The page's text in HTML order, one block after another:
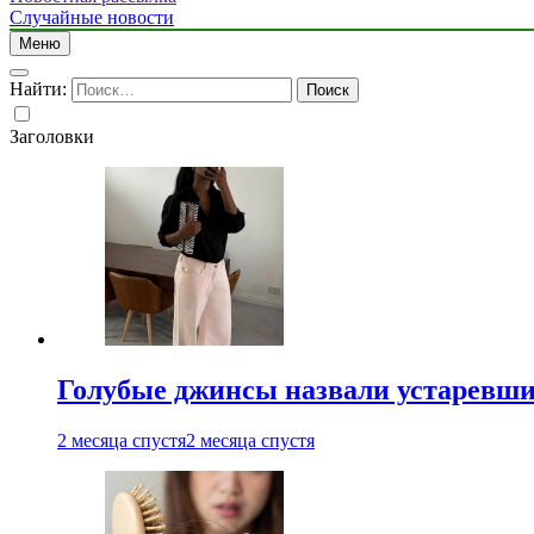
Случайные новости
Меню
Найти:
Заголовки
Голубые джинсы назвали
2 месяца спустя2 месяца спустя